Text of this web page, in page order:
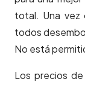
total. Una vez
todos
No está
Los precios